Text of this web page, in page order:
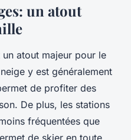
un atout
un atout majeur pour le
y est généralement
de profiter des
De plus, les stations
fréquentées que
de skier en toute